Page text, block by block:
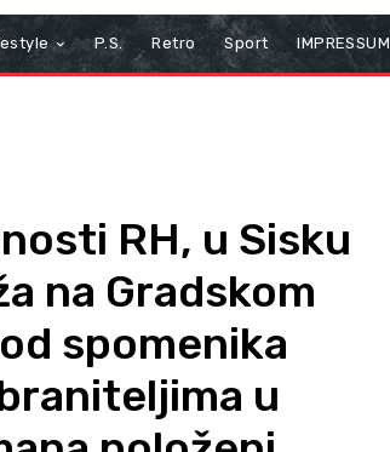
P.S. Retro Sport IMPRESSUM
RH, u Sisku
na Gradskom
spomenika
u